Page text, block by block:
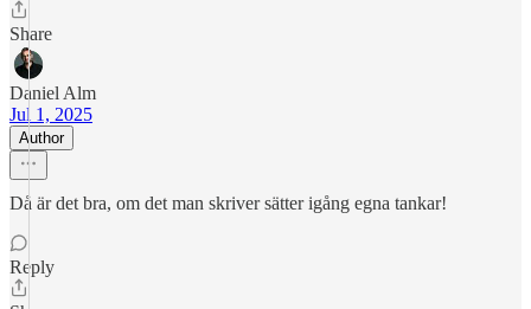
Share
Daniel Alm
Jul 1, 2025
Author
Då är det bra, om det man skriver sätter igång egna tankar!
Reply